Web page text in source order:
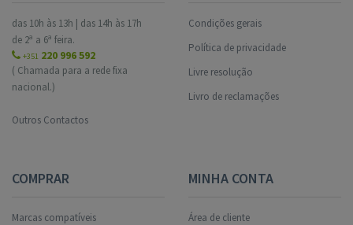
das 10h às 13h | das 14h às 17h
de 2ª a 6ª feira.
+351 220 996 592
( Chamada para a rede fixa
nacional.)
Outros Contactos
Condições gerais
Política de privacidade
Livre resolução
Livro de reclamações
COMPRAR
Marcas compatíveis
MINHA CONTA
Área de cliente